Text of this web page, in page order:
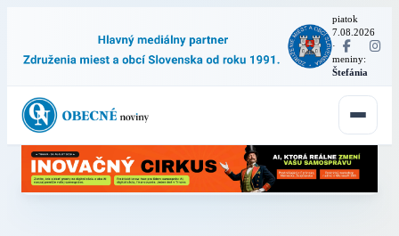
piatok
7.08.2026
·
meniny:
Štefánia